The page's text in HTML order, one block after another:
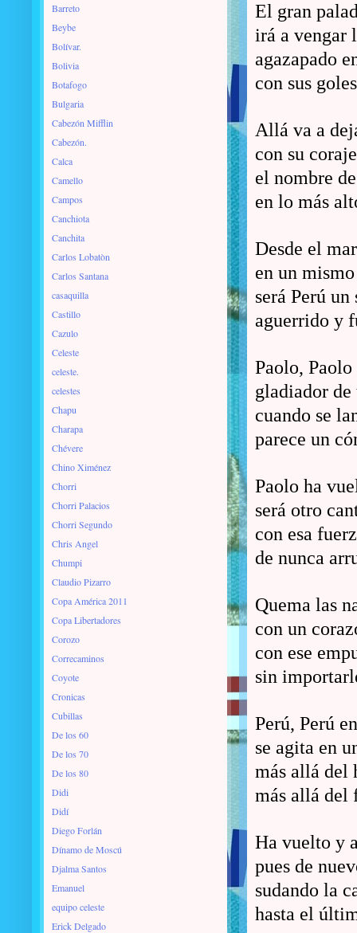
El gran
irá a vengar
agazapado
con sus
Allá va a
con su
el nombre
en lo más
Desde el
en un
será Perú
aguerrido y
Paolo, Paolo
gladiador
cuando se
parece un
Paolo ha
será otro
con esa
de nunca
Quema las
con un
con ese
sin
Perú, Perú
se agita en
más allá del
más allá del
Ha vuelto y
pues de
sudando la
hasta el
Barreto
Beybe
Bolívar.
Bolivia
Botafogo
Bulgaria
Cabezón Mifflin
Cabezón.
Calca
Camello
Campos
Canchiota
Canchita
Carlos Lobatòn
Carlos Santana
casaquilla
Castillo
Cazulo
Celeste
celeste.
celestes
Chapu
Charapa
Chévere
Chino Ximénez
Chorri
Chorri Palacios
Chorri Segundo
Chris Angel
Chumpi
Claudio Pizarro
Copa América 2011
Copa Libertadores
Corozo
Correcaminos
Coyote
Cronicas
Cubillas
De los 60
De los 70
De los 80
Didi
Didí
Diego Forlán
Dínamo de Moscú
Djalma Santos
Emanuel
equipo celeste
Erick Delgado